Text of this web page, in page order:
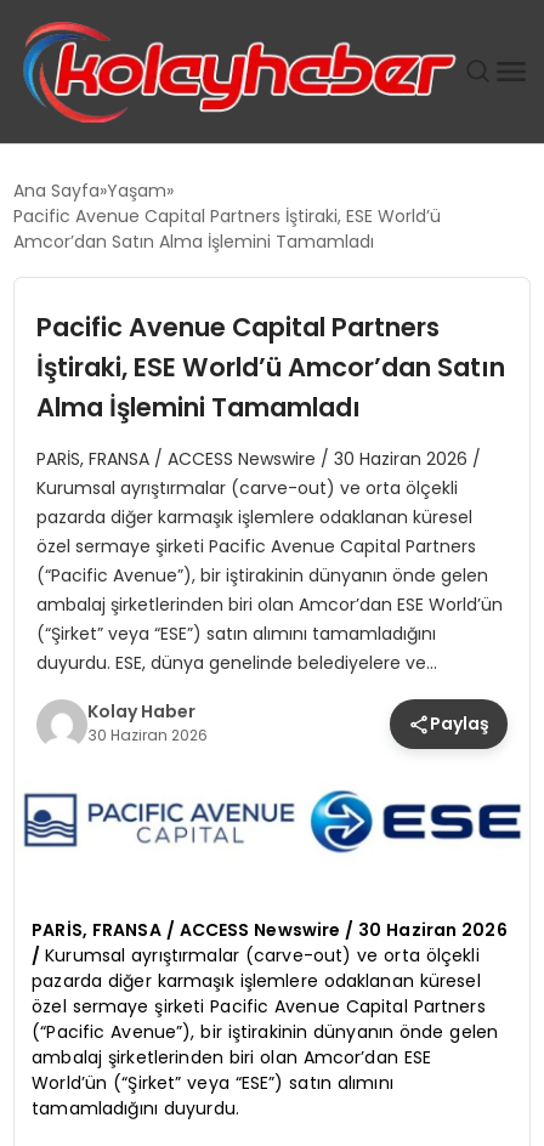
SUWEN’IN İSTIHDAM MODELI EKONOMIDE KADIN
TANYER YAPI ZEMIN MÜHENDISLIĞINDE HEDEF
BÜYÜTTÜ
TOROSLAR’DA PAZAR GERGİNLİĞİ!
Ana Sayfa Yaşam
Pacific Avenue Capital Partners İştiraki, ESE World’ü
Amcor’dan Satın Alma İşlemini Tamamladı
Pacific Avenue Capital Partners
İştiraki, ESE World’ü Amcor’dan Satın
Alma İşlemini Tamamladı
PARİS, FRANSA / ACCESS Newswire / 30 Haziran 2026 /
Kurumsal ayrıştırmalar (carve-out) ve orta ölçekli
pazarda diğer karmaşık işlemlere odaklanan küresel
özel sermaye şirketi Pacific Avenue Capital Partners
(“Pacific Avenue”), bir iştirakinin dünyanın önde gelen
ambalaj şirketlerinden biri olan Amcor’dan ESE World’ün
(“Şirket” veya “ESE”) satın alımını tamamladığını
duyurdu. ESE, dünya genelinde belediyelere ve…
Kolay Haber
30 Haziran 2026 Paylaş
PARİS, FRANSA / ACCESS Newswire / 30 Haziran 2026
/Kurumsal ayrıştırmalar (carve-out) ve orta ölçekli
pazarda diğer karmaşık işlemlere odaklanan küresel
özel sermaye şirketi Pacific Avenue Capital Partners
(“Pacific Avenue”), bir iştirakinin dünyanın önde gelen
ambalaj şirketlerinden biri olan Amcor’dan ESE
World’ün (“Şirket” veya “ESE”) satın alımını
tamamladığını duyurdu.